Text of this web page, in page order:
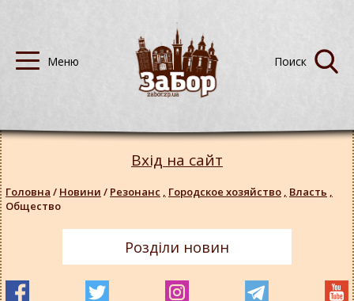
Вхід на сайт
Головна / Новини / Резонанс , Городское хозяйство , Власть ,
Общество
Розділи новин